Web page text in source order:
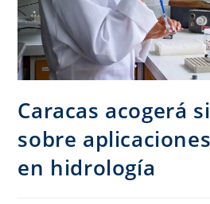
Caracas acogerá
sobre
en hidrología